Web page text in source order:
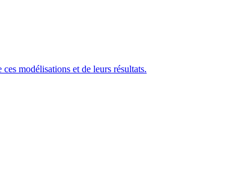
modélisations et de leurs résultats.